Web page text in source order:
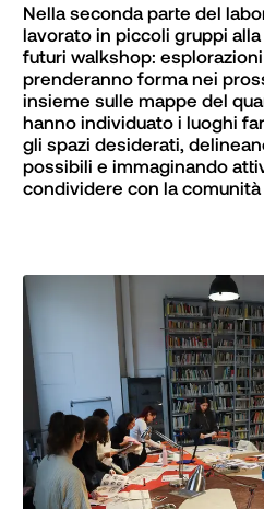
Nella seconda parte del
lavorato in piccoli gruppi
futuri walkshop:
prenderanno forma nei
insieme sulle mappe del
hanno individuato i luoghi
gli spazi desiderati,
possibili e immaginando
condividere con la comunità